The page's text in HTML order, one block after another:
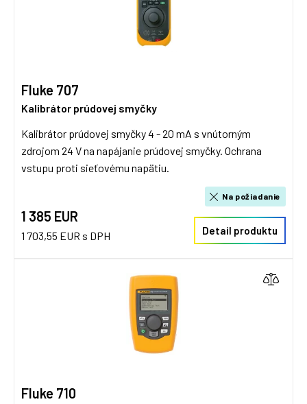
Fluke 707
Kalibrátor prúdovej smyčky
Kalibrátor prúdovej smyčky 4 - 20 mA s vnútorným
zdrojom 24 V na napájanie prúdovej smyčky. Ochrana
vstupu proti sieťovému napätiu.
1 385 EUR
1 703,55 EUR s DPH
Na požiadanie
Detail produktu
Fluke 710